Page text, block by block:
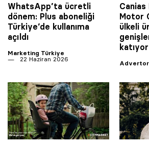
WhatsApp’ta ücretli
dönem: Plus aboneliği
Türkiye’de kullanıma
açıldı
Marketing Türkiye
22 Haziran 2026
Canias
Motor
ülkeli
katıyor